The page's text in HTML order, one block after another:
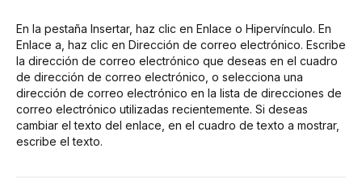
En la pestaña Insertar, haz clic en Enlace o Hipervínculo. En
Enlace a, haz clic en Dirección de correo electrónico. Escribe
la dirección de correo electrónico que deseas en el cuadro
de dirección de correo electrónico, o selecciona una
dirección de correo electrónico en la lista de direcciones de
correo electrónico utilizadas recientemente. Si deseas
cambiar el texto del enlace, en el cuadro de texto a mostrar,
escribe el texto.